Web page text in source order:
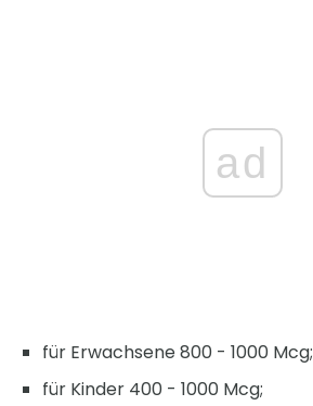
ad
für Erwachsene 800 - 1000 Mcg;
für Kinder 400 - 1000 Mcg;